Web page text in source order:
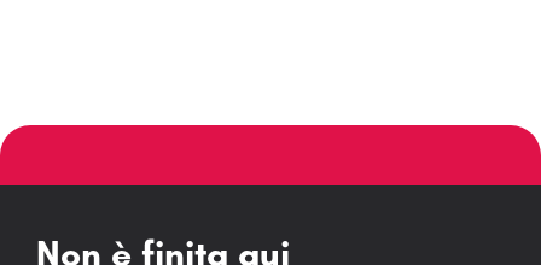
Non è finita qui